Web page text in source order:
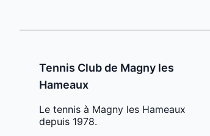
Tennis Club de Magny les
Hameaux
Le tennis à Magny les Hameaux
depuis 1978.